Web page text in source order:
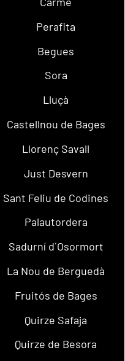
Perafita
Begues
Sora
Lluçà
Castellnou de Bages
Llorenç Savall
Just Desvern
Sant Feliu de Codines
Palautordera
Sadurní d´Osormort
La Nou de Berguedà
Fruitós de Bages
Quirze Safaja
Quirze de Besora